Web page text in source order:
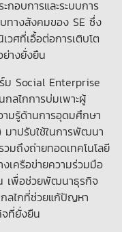
อบการและระบบการ
ทางสังคมของ SE ซึ่ง
วศที่เอื้อต่อการเติบโต
างยั่งยืน
Social Enterprise
ลไกการบ่มเพาะผู้
มรู้ด้านการอุดมศึกษา
มาปรับใช้ในการพัฒนา
มถึงถ่ายทอดเทคโนโลยี
เครือข่ายความร่วมมือ
เพื่อช่วยพัฒนาธุรกิจ
ลไกที่ช่วยแก้ปัญหา
ที่ยั่งยืน